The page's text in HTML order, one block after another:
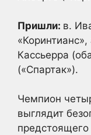
Пришли: в.
Кассьерра
(«Спартак»).
Чемпион
выглядит